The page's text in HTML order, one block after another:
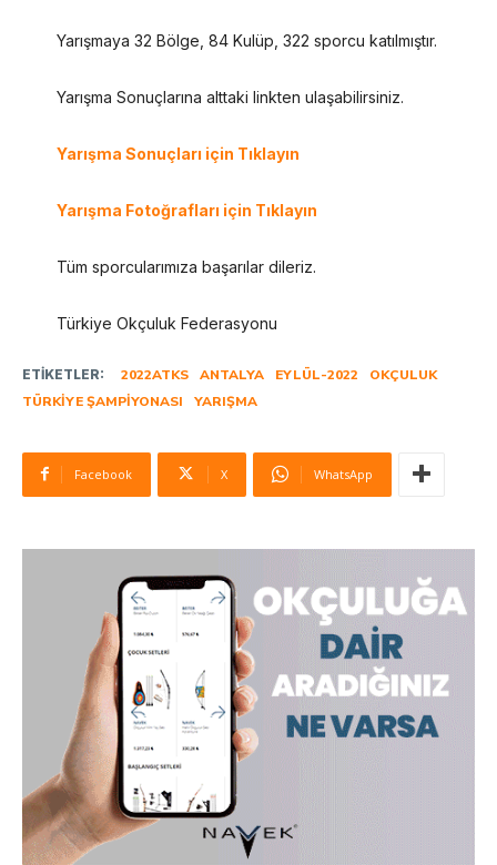
Yarışmaya 32 Bölge, 84 Kulüp, 322 sporcu katılmıştır.
Yarışma Sonuçlarına alttaki linkten ulaşabilirsiniz.
Yarışma Sonuçları için Tıklayın
Yarışma Fotoğrafları için Tıklayın
Tüm sporcularımıza başarılar dileriz.
Türkiye Okçuluk Federasyonu
ETIKETLER: 2022ATKS ANTALYA EYLÜL-2022
OKÇULUK
TÜRKIYE ŞAMPIYONASI
YARIŞMA
Facebook X WhatsApp